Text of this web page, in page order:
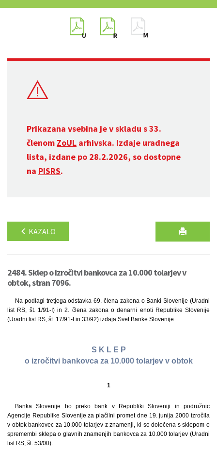
Prikazana vsebina je v skladu s 33.
členom ZoUL arhivska. Izdaje uradnega
lista, izdane po 28.2.2026, so dostopne
na PISRS.
KAZALO
2484. Sklep o izročitvi bankovca za 10.000 tolarjev v
obtok, stran 7096.
Na podlagi tretjega odstavka 69. člena zakona o Banki Slovenije (Uradni
list RS, št. 1/91-I) in 2. člena zakona o denarni enoti Republike Slovenije
(Uradni list RS, št. 17/91-I in 33/92) izdaja Svet Banke Slovenije
S K L E P
o izročitvi bankovca za 10.000 tolarjev v obtok
1
Banka Slovenije bo preko bank v Republiki Sloveniji in podružnic
Agencije Republike Slovenije za plačilni promet dne 19. junija 2000 izročila
v obtok bankovec za 10.000 tolarjev z znamenji, ki so določena s sklepom o
spremembi sklepa o glavnih znamenjih bankovca za 10.000 tolarjev (Uradni
list RS, št. 53/00).